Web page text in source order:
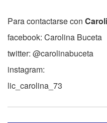
Para contactarse con
facebook: Carolina Buceta
twitter: @carolinabuceta
instagram:
lic_carolina_73